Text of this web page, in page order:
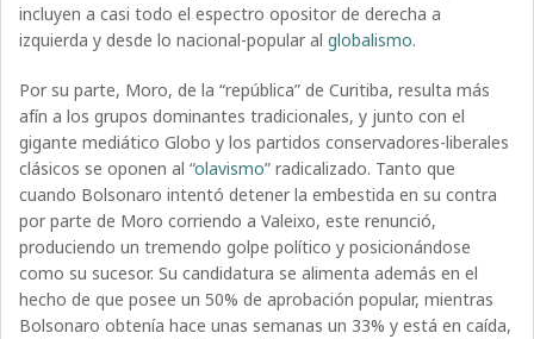
incluyen a casi todo el espectro opositor de derecha a
izquierda y desde lo nacional-popular alglobalismo.
Por su parte, Moro, de la “república” de Curitiba, resulta más
afín a los grupos dominantes tradicionales, y junto con el
gigante mediático Globo y los partidos conservadores-liberales
clásicos se oponen al “olavismo” radicalizado. Tanto que
cuando Bolsonaro intentó detener la embestida en su contra
por parte de Moro corriendo a Valeixo, este renunció,
produciendo un tremendo golpe político y posicionándose
como su sucesor. Su candidatura se alimenta además en el
hecho de que posee un 50% de aprobación popular, mientras
Bolsonaro obtenía hace unas semanas un 33% y está en caída,